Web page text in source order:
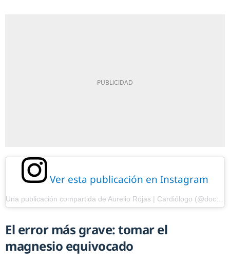
Ver esta publicación en Instagram
El error más grave: tomar el
magnesio equivocado